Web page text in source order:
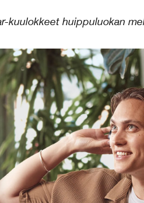
kuulokkeet huippuluokan